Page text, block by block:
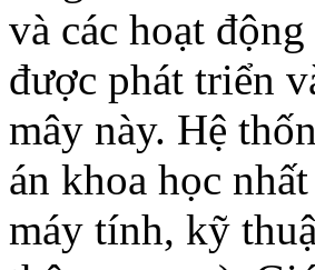
và các hoạt
được phát triển
mây này. Hệ
án khoa học
máy tính, kỹ